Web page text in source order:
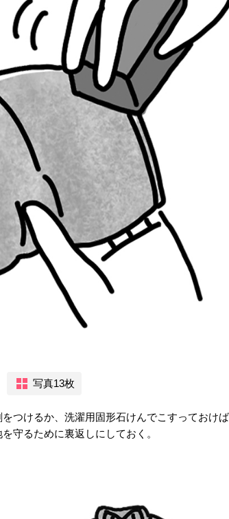
写真13枚
つけるか、洗濯用固形石けんでこすっておけ
守るために裏返しにしておく。